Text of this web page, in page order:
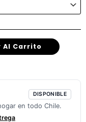
Al Carrito
DISPONIBLE
en todo Chile.